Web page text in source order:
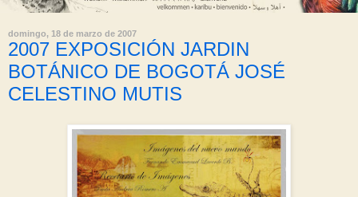
domingo, 18 de marzo de 2007
2007 EXPOSICIÓN JARDIN
BOTÁNICO DE BOGOTÁ JOSÉ
CELESTINO MUTIS